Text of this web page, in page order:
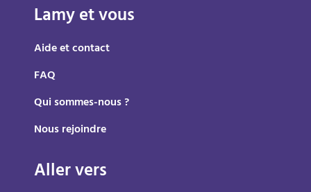
Lamy et vous
Aide et contact
FAQ
Qui sommes-nous ?
Nous rejoindre
Aller vers